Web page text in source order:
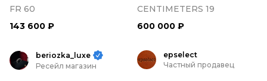
FR 60
143 600 ₽
CENTIMETERS 19
600 000 ₽
beriozka_luxe
Ресейл магазин
epselect
Частный продавец